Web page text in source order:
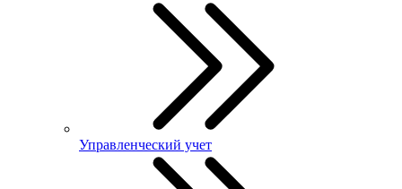
Управленческий учет